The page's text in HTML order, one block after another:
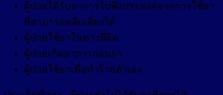
ผู้ป่วยได้รับอาการไม่พึงประสงค์จากการใช้ยา
ที่สามารถหลีกเลี่ยงได้
ผู้ป่วยใช้ยาในทางที่ผิด
ผู้ป่วยเกิดอาการถอนยา
ผู้ป่วยใช้ยาเพื่อทำร้ายตัวเอง